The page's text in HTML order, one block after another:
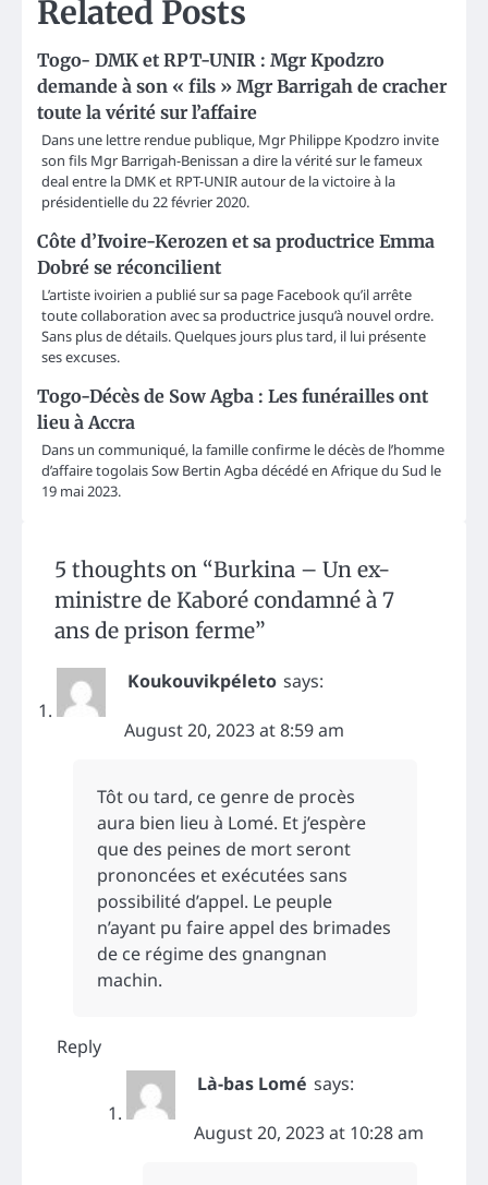
Related Posts
Togo- DMK et RPT-UNIR : Mgr Kpodzro
demande à son « fils » Mgr Barrigah de cracher
toute la vérité sur l’affaire
Dans une lettre rendue publique, Mgr Philippe Kpodzro invite
son fils Mgr Barrigah-Benissan a dire la vérité sur le fameux
deal entre la DMK et RPT-UNIR autour de la victoire à la
présidentielle du 22 février 2020.
Côte d’Ivoire-Kerozen et sa productrice Emma
Dobré se réconcilient
L’artiste ivoirien a publié sur sa page Facebook qu’il arrête
toute collaboration avec sa productrice jusqu’à nouvel ordre.
Sans plus de détails. Quelques jours plus tard, il lui présente
ses excuses.
Togo-Décès de Sow Agba : Les funérailles ont
lieu à Accra
Dans un communiqué, la famille confirme le décès de l’homme
d’affaire togolais Sow Bertin Agba décédé en Afrique du Sud le
19 mai 2023.
5 thoughts on “Burkina – Un ex-
ministre de Kaboré condamné à 7
ans de prison ferme”
Koukouvikpéleto says:
August 20, 2023 at 8:59 am
Tôt ou tard, ce genre de procès
aura bien lieu à Lomé. Et j’espère
que des peines de mort seront
prononcées et exécutées sans
possibilité d’appel. Le peuple
n’ayant pu faire appel des brimades
de ce régime des gnangnan
machin.
Reply
Là-bas Lomé says:
August 20, 2023 at 10:28 am